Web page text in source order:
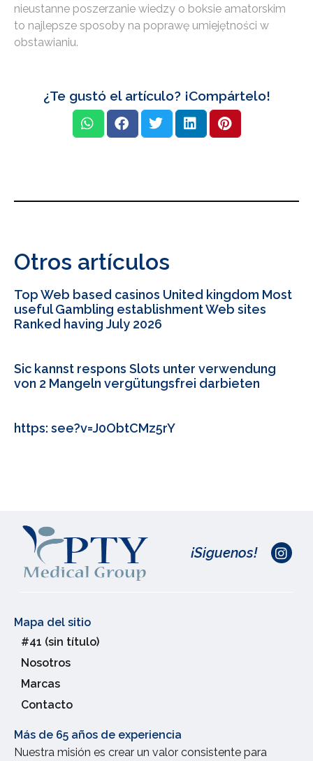
nieustanne poszerzanie wiedzy o boksie amatorskim
to najlepsze sposoby na poprawę umiejętności w
obstawianiu.
¿Te gustó el artículo? ¡Compártelo!
Otros artículos
Top Web based casinos United kingdom Most
useful Gambling establishment Web sites
Ranked having July 2026
Sic kannst respons Slots unter verwendung
von 2 Mangeln vergütungsfrei darbieten
https: see?v=J0ObtCMz5rY
¡Siguenos!
Mapa del sitio
#41 (sin título)
Nosotros
Marcas
Contacto
Más de 65 años de experiencia
Nuestra misión es crear un valor consistente para